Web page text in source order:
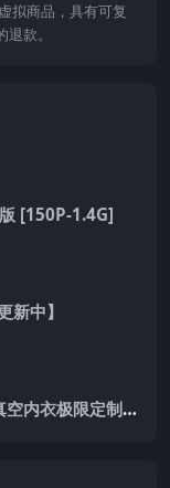
拟商品，具有可复
款。
[150P-1.4G]
新中】
[主播]虎牙主播车老板付费高级群真空内衣极限定制8分19